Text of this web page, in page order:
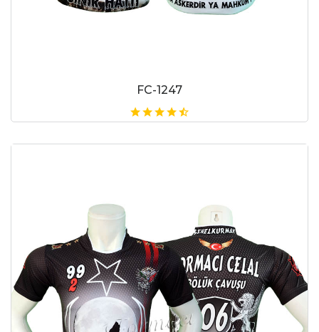
FC-1247